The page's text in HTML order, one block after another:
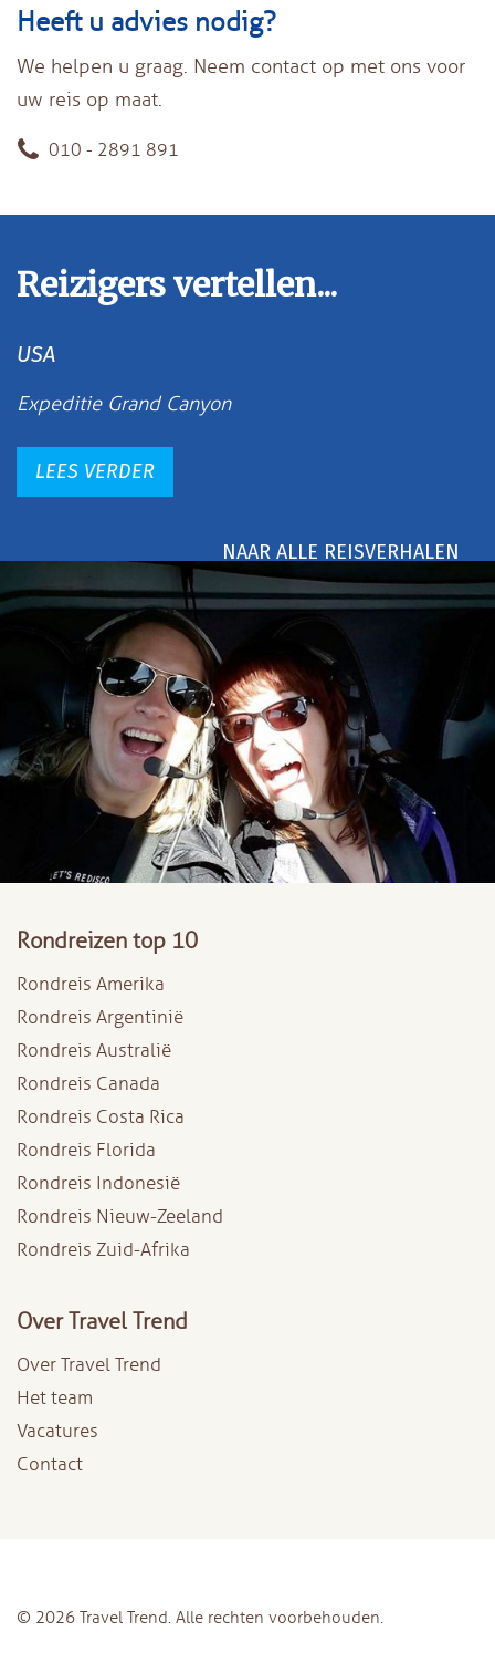
Heeft u advies nodig?
We helpen u graag. Neem contact op met ons voor
uw reis op maat.
010 - 2891 891
Reizigers vertellen...
USA
Expeditie Grand Canyon
LEES VERDER
NAAR ALLE REISVERHALEN
Rondreizen top 10
Rondreis Amerika
Rondreis Argentinië
Rondreis Australië
Rondreis Canada
Rondreis Costa Rica
Rondreis Florida
Rondreis Indonesië
Rondreis Nieuw-Zeeland
Rondreis Zuid-Afrika
Over Travel Trend
Over Travel Trend
Het team
Vacatures
Contact
© 2026 Travel Trend. Alle rechten voorbehouden.